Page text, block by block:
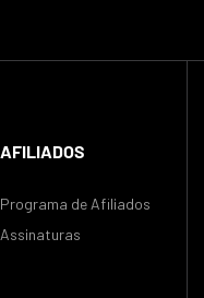
AFILIADOS
Programa de Afiliados
Assinaturas